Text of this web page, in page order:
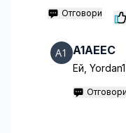
Отговори
A1AEEC
Ей,
Отговори